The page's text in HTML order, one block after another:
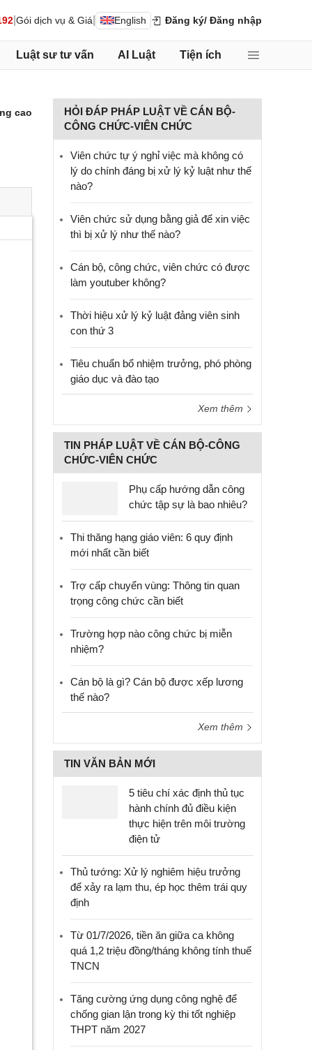
Gói dịch vụ & Giá English Đăng ký/ Đăng nhập
Luật sư tư vấn AI Luật Tiện ích
cao
HỎI ĐÁP PHÁP LUẬT VỀ CÁN BỘ-
CÔNG CHỨC-VIÊN CHỨC
Viên chức tự ý nghỉ việc mà không có
lý do chính đáng bị xử lý kỷ luật như thế
nào?
Viên chức sử dụng bằng giả để xin việc
thì bị xử lý như thế nào?
Cán bộ, công chức, viên chức có được
làm youtuber không?
Thời hiệu xử lý kỷ luật đảng viên sinh
con thứ 3
Tiêu chuẩn bổ nhiệm trưởng, phó phòng
giáo dục và đào tạo
Xem thêm
TIN PHÁP LUẬT VỀ CÁN BỘ-CÔNG
CHỨC-VIÊN CHỨC
Phụ cấp hướng dẫn công
chức tập sự là bao nhiêu?
Thi thăng hạng giáo viên: 6 quy định
mới nhất cần biết
Trợ cấp chuyển vùng: Thông tin quan
trọng công chức cần biết
Trường hợp nào công chức bị miễn
nhiệm?
Cán bộ là gì? Cán bộ được xếp lương
thế nào?
Xem thêm
TIN VĂN BẢN MỚI
5 tiêu chí xác định thủ tục
hành chính đủ điều kiện
thực hiện trên môi trường
điện tử
Thủ tướng: Xử lý nghiêm hiệu trưởng
để xảy ra lạm thu, ép học thêm trái quy
định
Từ 01/7/2026, tiền ăn giữa ca không
quá 1,2 triệu đồng/tháng không tính thuế
TNCN
Tăng cường ứng dụng công nghệ để
chống gian lận trong kỳ thi tốt nghiệp
THPT năm 2027